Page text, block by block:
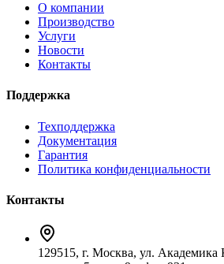
О компании
Производство
Услуги
Новости
Контакты
Поддержка
Техподдержка
Документация
Гарантия
Политика конфиденциальности
Контакты
129515, г. Москва, ул. Академика